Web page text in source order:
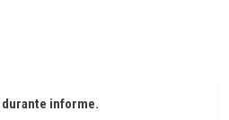
informe.